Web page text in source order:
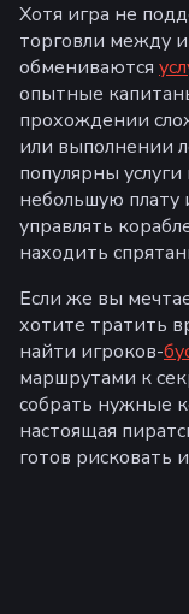
Хотя игра не
торговли между
обмениваются
опытные
прохождении
или выполнении
популярны
небольшую плату
управлять
находить
Если же вы
хотите тратить
найти игроков-
маршрутами к
собрать нужные
настоящая
готов рисковать